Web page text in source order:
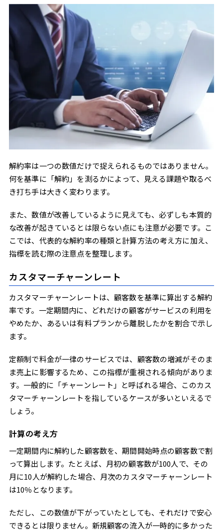
解約率は一つの数値だけで捉えられるものではありません。
何を基準に「解約」を測るかによって、見える課題や取るべ
き打ち手は大きく変わります。
また、数値が改善しているように見えても、必ずしも本質的
な改善が起きているとは限らない点にも注意が必要です。こ
こでは、代表的な解約率の種類と計算方法の考え方に加え、
指標を読む際の注意点を整理します。
カスタマーチャーンレート
カスタマーチャーンレートは、顧客数を基準に算出する解約
率です。一定期間内に、どれだけの顧客がサービスの利用を
やめたか、あるいは有料プランから離脱したかを割合で示し
ます。
定額制で料金が一律のサービスでは、顧客数の増減がそのま
ま売上に影響するため、この指標が重視される傾向がありま
す。一般的に「チャーンレート」と呼ばれる場合、このカス
タマーチャーンレートを指しているケースが多いといえるで
しょう。
計算の考え方
一定期間内に解約した顧客数を、期間開始時点の顧客数で割
って算出します。たとえば、月初の顧客数が100人で、その
月に10人が解約した場合、月次のカスタマーチャーンレート
は10％となります。
ただし、この数値が下がっていたとしても、それだけで安心
できるとは限りません。新規顧客の流入が一時的に多かった